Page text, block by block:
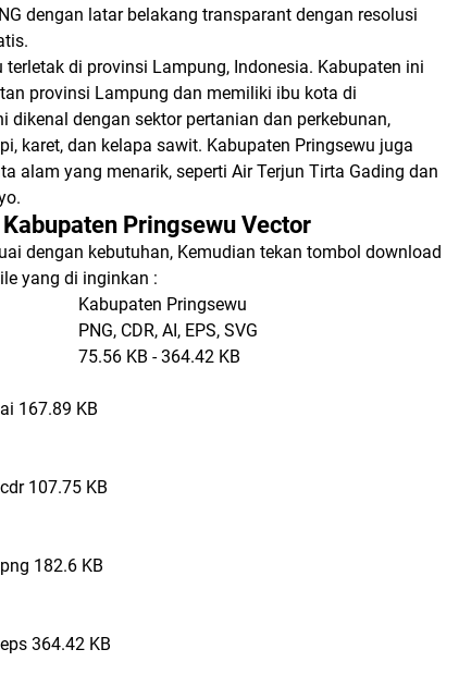
dengan latar belakang transparant dengan resolusi
terletak di provinsi Lampung, Indonesia. Kabupaten ini
provinsi Lampung dan memiliki ibu kota di
dikenal dengan sektor pertanian dan perkebunan,
karet, dan kelapa sawit. Kabupaten Pringsewu juga
alam yang menarik, seperti Air Terjun Tirta Gading dan
Pringsewu Vector
dengan kebutuhan, Kemudian tekan tombol download
yang di inginkan :
Kabupaten Pringsewu
PNG, CDR, AI, EPS, SVG
75.56 KB - 364.42 KB
167.89 KB
107.75 KB
182.6 KB
364.42 KB